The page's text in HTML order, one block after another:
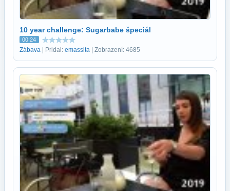
10 year challenge: Sugarbabe špeciál
00:24
Zábava | Pridal: emassita | Zobrazení: 4685